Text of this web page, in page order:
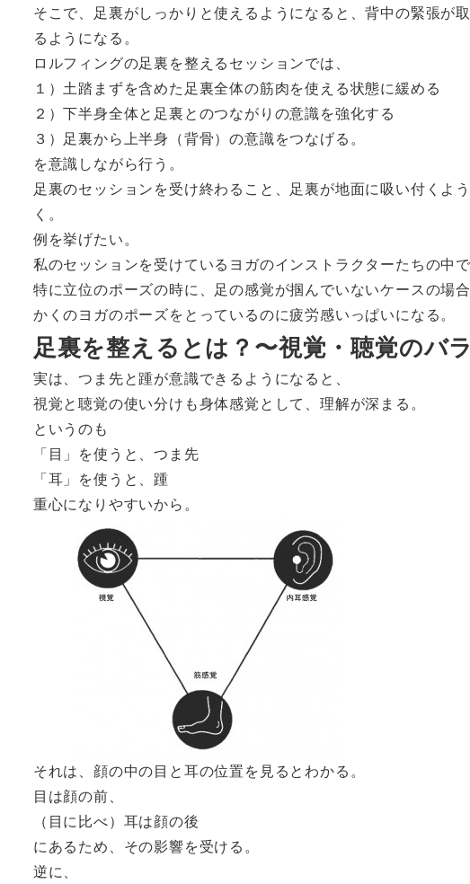
そこで、足裏がしっかりと使えるようになると、背中の緊張が
るようになる。
ロルフィングの足裏を整えるセッションでは、
１）土踏まずを含めた足裏全体の筋肉を使える状態に緩める
２）下半身全体と足裏とのつながりの意識を強化する
３）足裏から上半身（背骨）の意識をつなげる。
を意識しながら行う。
足裏のセッションを受け終わること、足裏が地面に吸い付くよ
く。
例を挙げたい。
私のセッションを受けているヨガのインストラクターたちの中
特に立位のポーズの時に、足の感覚が掴んでいないケースの場
かくのヨガのポーズをとっているのに疲労感いっぱいになる。
足裏を整えるとは？〜視覚・聴覚のバ
実は、つま先と踵が意識できるようになると、
視覚と聴覚の使い分けも身体感覚として、理解が深まる。
というのも
「目」を使うと、つま先
「耳」を使うと、踵
重心になりやすいから。
それは、顔の中の目と耳の位置を見るとわかる。
目は顔の前、
（目に比べ）耳は顔の後
にあるため、その影響を受ける。
逆に、